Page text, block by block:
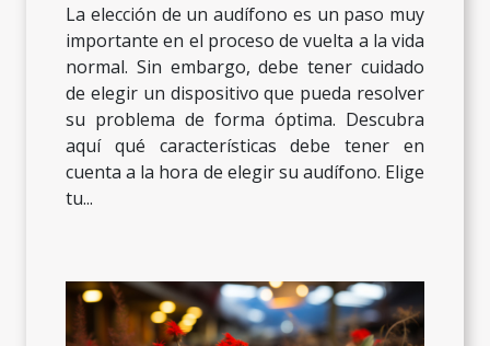
La elección de un audífono es un paso muy
importante en el proceso de vuelta a la vida
normal. Sin embargo, debe tener cuidado
de elegir un dispositivo que pueda resolver
su problema de forma óptima. Descubra
aquí qué características debe tener en
cuenta a la hora de elegir su audífono. Elige
tu...